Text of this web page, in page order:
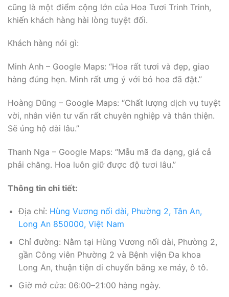
cũng là một điểm cộng lớn của Hoa Tươi Trinh Trinh,
khiến khách hàng hài lòng tuyệt đối.
Khách hàng nói gì:
Minh Anh – Google Maps: “Hoa rất tươi và đẹp, giao
hàng đúng hẹn. Mình rất ưng ý với bó hoa đã đặt.”
Hoàng Dũng – Google Maps: “Chất lượng dịch vụ tuyệt
vời, nhân viên tư vấn rất chuyên nghiệp và thân thiện.
Sẽ ủng hộ dài lâu.”
Thanh Nga – Google Maps: “Mẫu mã đa dạng, giá cả
phải chăng. Hoa luôn giữ được độ tươi lâu.”
Thông tin chi tiết:
Địa chỉ: Hùng Vương nối dài, Phường 2, Tân An,
Long An 850000, Việt Nam
Chỉ đường: Nằm tại Hùng Vương nối dài, Phường 2,
gần Công viên Phường 2 và Bệnh viện Đa khoa
Long An, thuận tiện di chuyển bằng xe máy, ô tô.
Giờ mở cửa: 06:00–21:00 hàng ngày.